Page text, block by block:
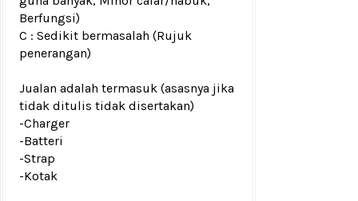
Berfungsi)
C : Sedikit bermasalah (Rujuk
penerangan)
Jualan adalah termasuk (asasnya jika
tidak ditulis tidak disertakan)
-Charger
-Batteri
-Strap
-Kotak